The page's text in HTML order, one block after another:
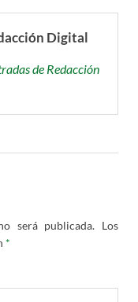
Digital
de Redacción
será publicada. Los
*